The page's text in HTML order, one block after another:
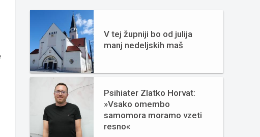
V tej župniji bo od julija
manj nedeljskih maš
Psihiater Zlatko Horvat:
»Vsako omembo
samomora moramo vzeti
resno«